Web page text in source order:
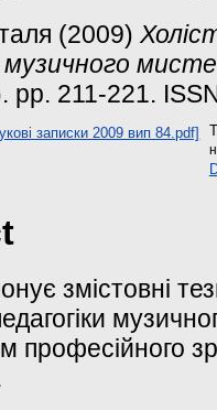
(2009)
музичного
pp. 211-221.
змістовні
професійного